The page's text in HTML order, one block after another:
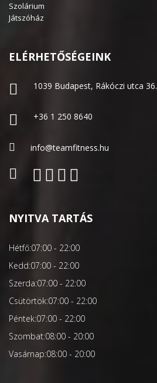
Szolárium
Játszóház
ELÉRHETŐSÉGEINK
1039 Budapest, Rákóczi utca 36.
+36 1 250 8640
info@teamfitness.hu
NYITVA TARTÁS
Hétfő:07:00 - 22:00
Kedd:07:00 - 22:00
Szerda:07:00 - 22:00
Csütörtök:07:00 - 22:00
Péntek:07:00 - 22:00
Szombat:08:00 - 20:00
Vasárnap:08:00 - 20:00